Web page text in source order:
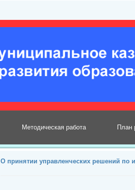
Методическая работа План
О принятии управленческих решений по